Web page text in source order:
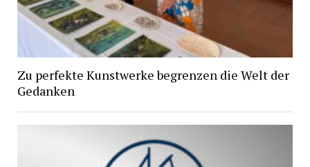
Zu perfekte Kunstwerke begrenzen die Welt der
Gedanken